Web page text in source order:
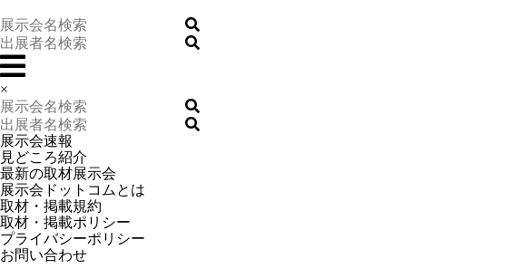
×
展示会速報
見どころ紹介
最新の取材展示会
展示会ドットコムとは
取材・掲載規約
取材・掲載ポリシー
プライバシーポリシー
お問い合わせ